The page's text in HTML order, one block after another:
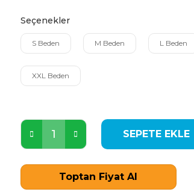
Seçenekler
S Beden M Beden L Beden
XXL Beden
SEPETE EKLE
Toptan Fiyat Al